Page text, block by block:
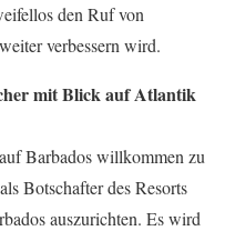
den Ruf von
verbessern wird.
mit Blick auf Atlantik
Barbados willkommen zu
Botschafter des Resorts
auszurichten. Es wird